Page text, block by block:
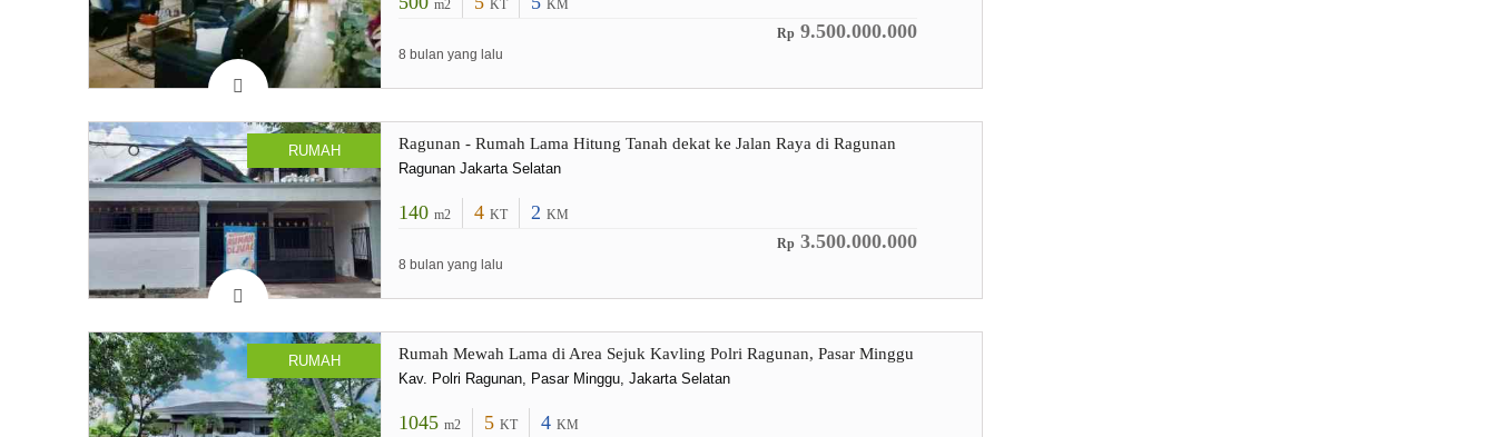
m2 KT
KM
Rp 9.500.000.000
8 bulan yang lalu
RUMAH Ragunan - Rumah Lama Hitung Tanah dekat ke Jalan Raya di Ragunan
Ragunan Jakarta Selatan
140 m2 4 KT 2 KM
Rp 3.500.000.000
8 bulan yang lalu
RUMAH Rumah Mewah Lama di Area Sejuk Kavling Polri Ragunan, Pasar Minggu
Kav. Polri Ragunan, Pasar Minggu, Jakarta Selatan
1045 m2 5 KT 4 KM